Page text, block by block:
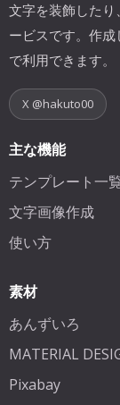
文字を装飾した
ービスです。作
で利用できます。
X @hakuto00
主な機能
テンプレート一
文字画像作成
使い方
素材
あんずいろ
MATERIAL
Pixabay